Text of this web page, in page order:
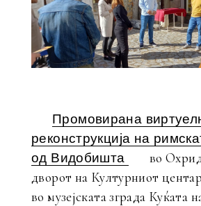
Промовирана
реконструкција на
од Видобишта
во
дворот на Културниот
во музејската зграда Куќата